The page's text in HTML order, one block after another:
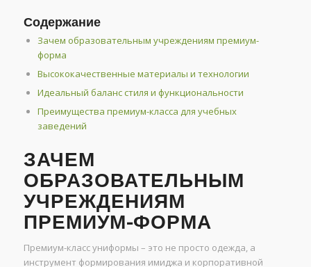
Содержание
Зачем образовательным учреждениям премиум-
форма
Высококачественные материалы и технологии
Идеальный баланс стиля и функциональности
Преимущества премиум-класса для учебных
заведений
ЗАЧЕМ
ОБРАЗОВАТЕЛЬНЫМ
УЧРЕЖДЕНИЯМ
ПРЕМИУМ-ФОРМА
Премиум-класс униформы – это не просто одежда, а
инструмент формирования имиджа и корпоративной